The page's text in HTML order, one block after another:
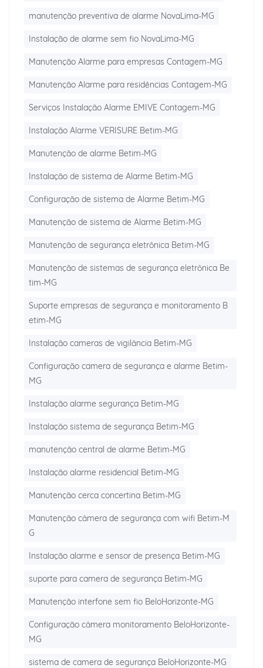
manutenção preventiva de alarme NovaLima-MG
Instalação de alarme sem fio NovaLima-MG
Manutenção Alarme para empresas Contagem-MG
Manutenção Alarme para residências Contagem-MG
Serviços Instalação Alarme EMIVE Contagem-MG
Instalação Alarme VERISURE Betim-MG
Manutenção de alarme Betim-MG
Instalação de sistema de Alarme Betim-MG
Configuração de sistema de Alarme Betim-MG
Manutenção de sistema de Alarme Betim-MG
Manutenção de segurança eletrônica Betim-MG
Manutenção de sistemas de segurança eletrônica Be
tim-MG
Suporte empresas de segurança e monitoramento B
etim-MG
Instalação cameras de vigilância Betim-MG
Configuração camera de segurança e alarme Betim-
MG
Instalação alarme segurança Betim-MG
Instalação sistema de segurança Betim-MG
manutenção central de alarme Betim-MG
Instalação alarme residencial Betim-MG
Manutenção cerca concertina Betim-MG
Manutenção câmera de segurança com wifi Betim-M
G
Instalação alarme e sensor de presença Betim-MG
suporte para camera de segurança Betim-MG
Manutenção interfone sem fio BeloHorizonte-MG
Configuração câmera monitoramento BeloHorizonte-
MG
sistema de camera de segurança BeloHorizonte-MG